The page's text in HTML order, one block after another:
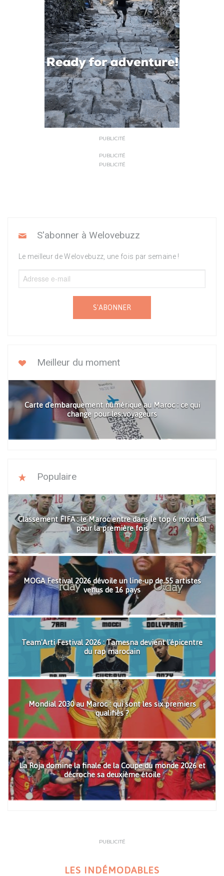
PUBLICITÉ
PUBLICITÉ
PUBLICITÉ
S'abonner à Welovebuzz
Le meilleur de Welovebuzz, une fois par semaine !
S'ABONNER
Meilleur du moment
Carte d'embarquement numérique au Maroc : ce qui
change pour les voyageurs
Populaire
Classement FIFA : le Maroc entre dans le top 6 mondial
pour la première fois
MOGA Festival 2026 dévoile un line-up de 55 artistes
venus de 16 pays
Team'Arti Festival 2026 : Tamesna devient l'épicentre
du rap marocain
Mondial 2030 au Maroc : qui sont les six premiers
qualifiés ?
La Roja domine la finale de la Coupe du monde 2026 et
décroche sa deuxième étoile
PUBLICITÉ
LES INDÉMODABLES